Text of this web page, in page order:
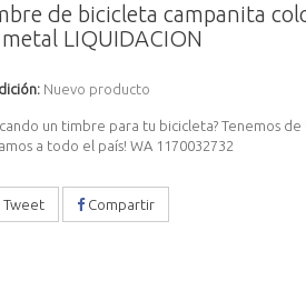
de bicicleta campanita
LIQUIDACION
Nuevo producto
un timbre para tu bicicleta? Tenemos
a todo el país! WA 1170032732
Tweet Compartir